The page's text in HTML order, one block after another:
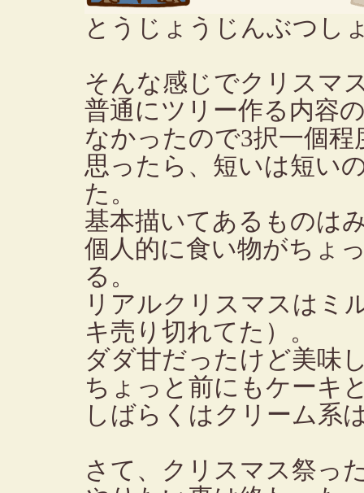
とうじょうじんぶつし
そんな感じでクリスマ
普通にツリー作る内容
なかったので3択一個
思ったら、短いは短い
た。
基本描いてあるものは
個人的に食い物がちょ
る。
リアルクリスマスはミ
キ売り切れてた）。
ダダ甘だったけど美味
ちょっと前にもケーキ
しばらくはクリーム系
さて、クリスマス祭っ